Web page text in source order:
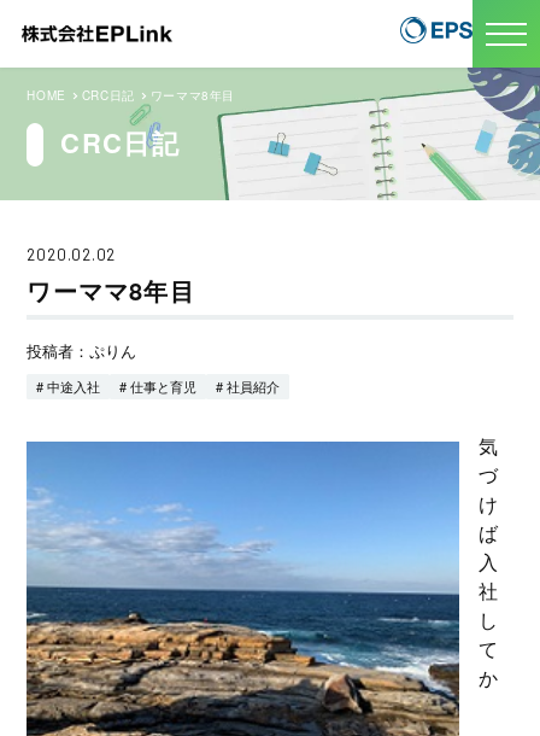
HOME CRC日記 ワーママ8年目
CRC日記
2020.02.02
ワーママ8年目
投稿者：ぷりん
# 中途入社 # 仕事と育児 # 社員紹介
気
づ
け
ば
入
社
し
て
か